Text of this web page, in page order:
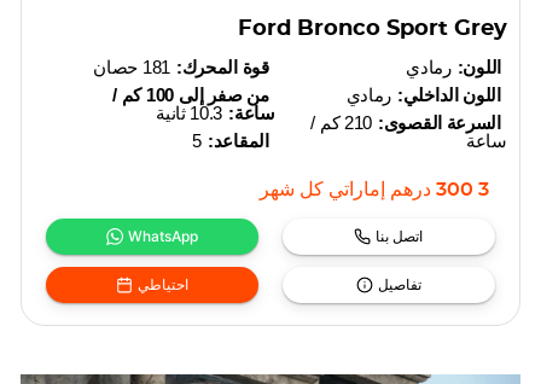
Ford Bronco Sport Grey
قوة المحرك: 181 حصان
من صفر إلى 100 كم /
ساعة: 10.3 ثانية
المقاعد: 5
اللون: رمادي
اللون الداخلي: رمادي
السرعة القصوى:
210 كم /
ساعة
3 300 درهم إماراتي كل شهر
WhatsApp اتصل بنا
احتياطي تفاصيل